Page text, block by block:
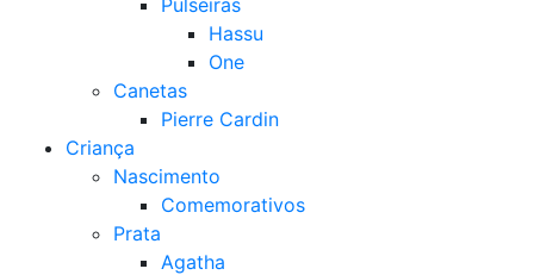
Pulseiras
Hassu
One
Canetas
Pierre Cardin
Criança
Nascimento
Comemorativos
Prata
Agatha